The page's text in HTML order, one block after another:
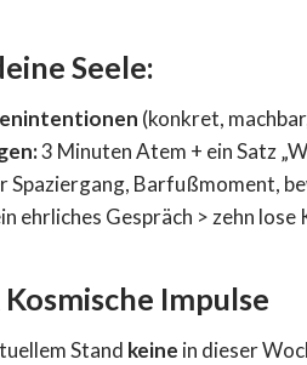
Seele:
(konkret,
3 Minuten Atem + ein Satz
Spaziergang, Barfußmoment,
ehrliches Gespräch > zehn
Impulse
Stand keine in dieser